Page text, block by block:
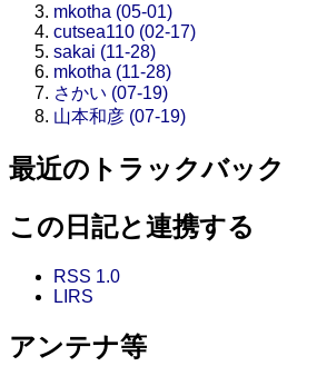
mkotha (05-01)
cutsea110 (02-17)
sakai (11-28)
mkotha (11-28)
さかい (07-19)
山本和彦 (07-19)
最近のトラックバック
この日記と連携する
RSS 1.0
LIRS
アンテナ等